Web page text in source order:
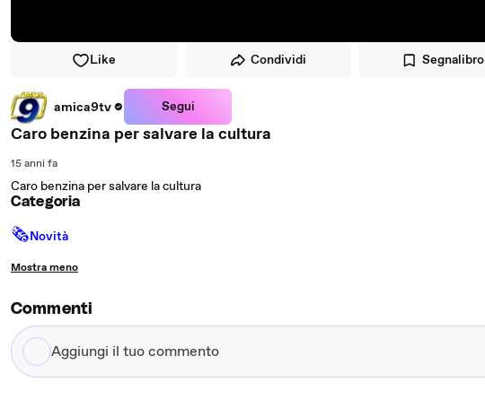
Like Condividi Segnalibro
amica9tv Segui
Caro benzina per salvare la cultura
15 anni fa
Caro benzina per salvare la cultura
Categoria
🗞Novità
Mostra meno
Commenti
Aggiungi
il